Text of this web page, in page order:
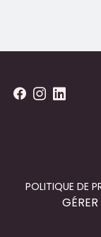
POLITIQUE DE